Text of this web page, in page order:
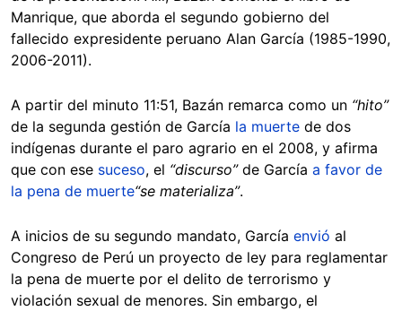
Manrique, que aborda el segundo gobierno del
fallecido expresidente peruano Alan García (1985-1990,
2006-2011).
A partir del minuto 11:51, Bazán remarca como un “hito”
de la segunda gestión de García la muerte de dos
indígenas durante el paro agrario en el 2008, y afirma
que con ese suceso, el “discurso”de García a favor de
la pena de muerte“se materializa”.
A inicios de su segundo mandato, García envió al
Congreso de Perú un proyecto de ley para reglamentar
la pena de muerte por el delito de terrorismo y
violación sexual de menores. Sin embargo, el